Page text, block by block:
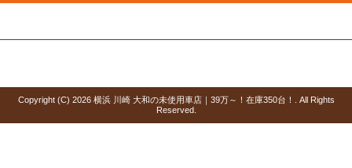
Copyright (C) 2026 横浜 川崎 大和の未使用車店｜39万～！在庫350台！
. All Rights
Reserved.